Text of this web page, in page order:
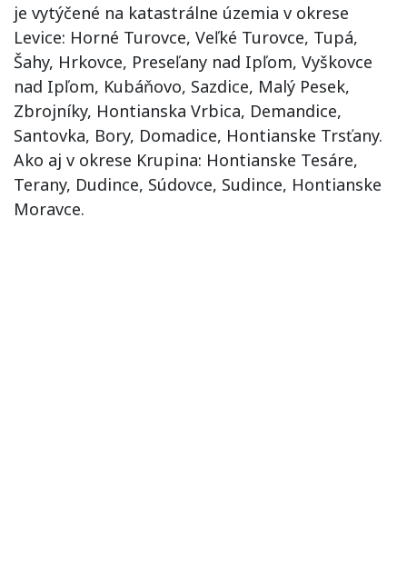
je vytýčené na katastrálne územia v okrese
Levice: Horné Turovce, Veľké Turovce, Tupá,
Šahy, Hrkovce, Preseľany nad Ipľom, Vyškovce
nad Ipľom, Kubáňovo, Sazdice, Malý Pesek,
Zbrojníky, Hontianska Vrbica, Demandice,
Santovka, Bory, Domadice, Hontianske Trsťany.
Ako aj v okrese Krupina: Hontianske Tesáre,
Terany, Dudince, Súdovce, Sudince, Hontianske
Moravce.